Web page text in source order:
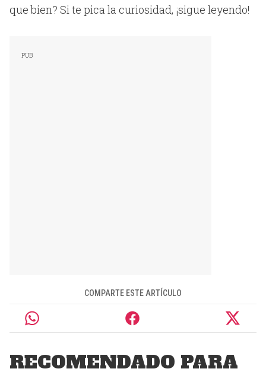
que bien? Si te pica la curiosidad, ¡sigue leyendo!
COMPARTE ESTE ARTÍCULO
RECOMENDADO PARA